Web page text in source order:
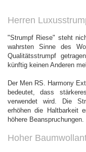
Herren
"Strumpf Riese" steht
wahrsten Sinne des
Qualitätsstrumpf
künftig keinen Anderen
Der Men RS. Harmony
bedeutet, dass
verwendet wird. Die
erhöhen die Haltbarkeit
höhere Beanspruchungen.
Hoher